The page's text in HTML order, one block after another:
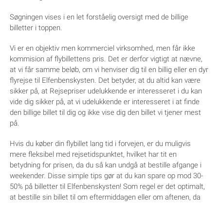
Søgningen vises i en let forståelig oversigt med de billige
billetter i toppen.
Vi er en objektiv men kommerciel virksomhed, men får ikke
kommision af flybillettens pris. Det er derfor vigtigt at nævne,
at vi får samme beløb, om vi henviser dig til en billig eller en dyr
flyrejse til Elfenbenskysten. Det betyder, at du altid kan være
sikker på, at Rejsepriser udelukkende er interesseret i du kan
vide dig sikker på, at vi udelukkende er interesseret i at finde
den billige billet til dig og ikke vise dig den billet vi tjener mest
på.
Hvis du køber din flybillet lang tid i forvejen, er du muligvis
mere fleksibel med rejsetidspunktet, hvilket har tit en
betydning for prisen, da du så kan undgå at bestille afgange i
weekender. Disse simple tips gør at du kan spare op mod 30-
50% på billetter til Elfenbenskysten! Som regel er det optimalt,
at bestille sin billet til om eftermiddagen eller om aftenen, da